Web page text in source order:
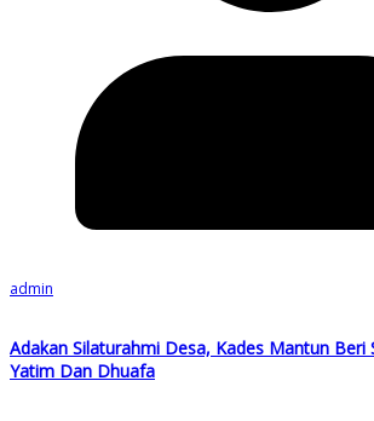
admin
Adakan Silaturahmi Desa, Kades Mantun Beri
Yatim Dan Dhuafa